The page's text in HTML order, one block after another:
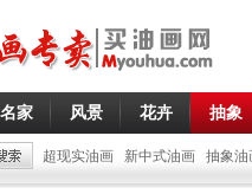
家 风景 花卉 抽象
超现实油画 新中式油画 抽象油